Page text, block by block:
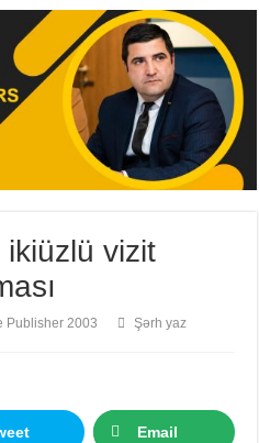
vizit
Publisher 2003
Şərh yaz
Email